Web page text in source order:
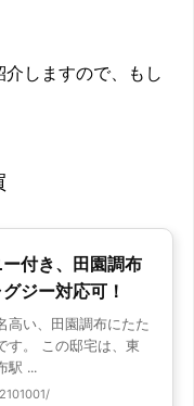
しますので、もし
付き、田園調布
ジー対応可！
高い、田園調布にたた
す。 この邸宅は、東
駅 ...